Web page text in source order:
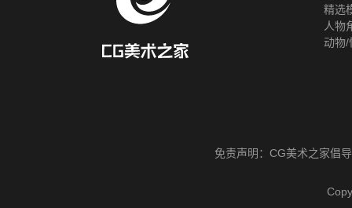
精选
人物
动物/
免责声明： CG美术之家倡